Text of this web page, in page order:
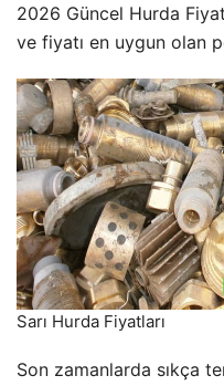
2026 Güncel Hurda
ve fiyatı en uygun olan
Sarı Hurda Fiyatları
Son zamanlarda sıkça